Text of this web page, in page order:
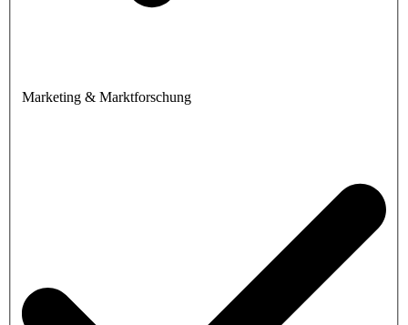
Marketing & Marktforschung